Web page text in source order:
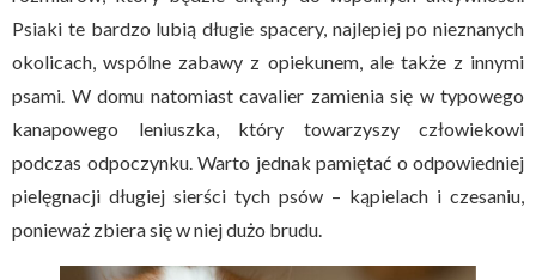
Psiaki te bardzo lubią długie spacery, najlepiej po nieznanych
okolicach, wspólne zabawy z opiekunem, ale także z innymi
psami. W domu natomiast cavalier zamienia się w typowego
kanapowego leniuszka, który towarzyszy człowiekowi
podczas odpoczynku. Warto jednak pamiętać o odpowiedniej
pielęgnacji długiej sierści tych psów – kąpielach i czesaniu,
ponieważ zbiera się w niej dużo brudu.